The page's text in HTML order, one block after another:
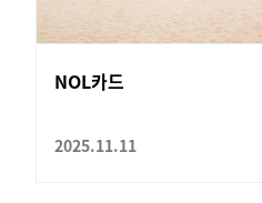
NOL카드
2025.11.11